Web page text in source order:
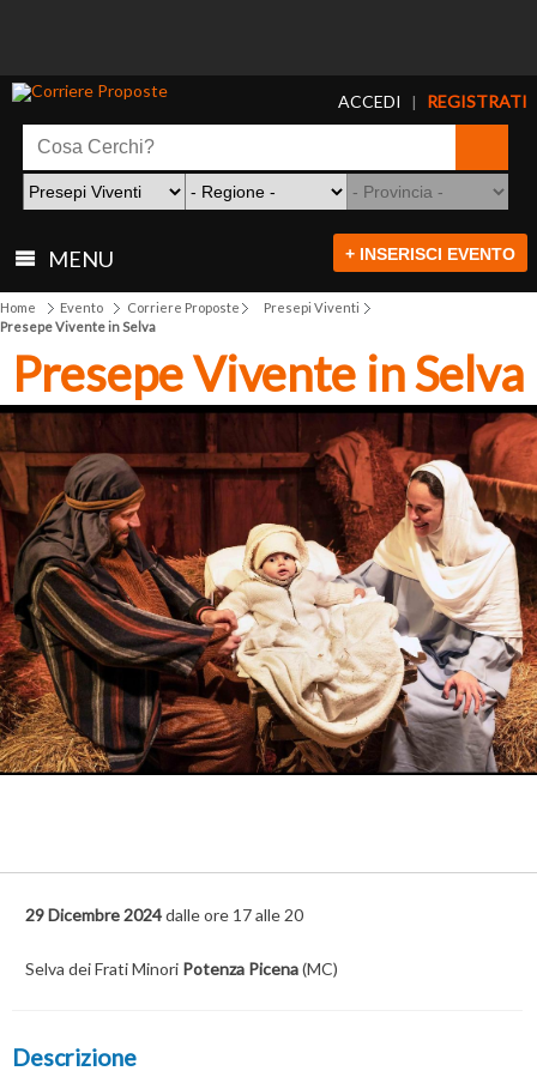
ACCEDI | REGISTRATI
MENU + INSERISCI EVENTO
Home Evento Corriere Proposte
Presepi Viventi
Presepe Vivente in Selva
Presepe Vivente in Selva
29 Dicembre 2024dalle ore 17 alle 20
Selva dei Frati Minori Potenza Picena(MC)
Descrizione